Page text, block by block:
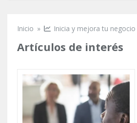
Inicio » Inicia y mejora tu negocio
Artículos de interés